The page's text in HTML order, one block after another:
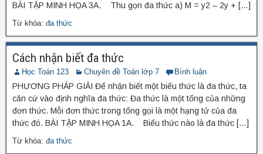
BÀI TẬP MINH HỌA 3A. Thu gọn đa thức a) M = y2 – 2y + […]
Từ khóa: đa thức
Cách nhận biết đa thức
Học Toán 123 Chuyên đề Toán lớp 7 Bình luận
PHƯƠNG PHÁP GIẢI Để nhận biết một biểu thức là đa thức, ta
căn cứ vào định nghĩa đa thức: Đa thức là một tổng của những
đơn thức. Mỗi đơn thức trong tổng gọi là một hạng tử của đa
thức đó. BÀI TẬP MINH HỌA 1A. Biểu thức nào là đa thức […]
Từ khóa: đa thức